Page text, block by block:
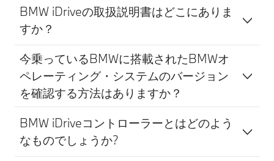
BMW iDriveの取扱説明書はどこにありま
すか？
今乗っているBMWに搭載されたBMWオ
ペレーティング・システムのバージョン
を確認する方法はありますか？
BMW iDriveコントローラーとはどのよう
なものでしょうか?